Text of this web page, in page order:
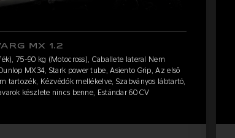
MX 1.2
75-90 kg (Motocross), Caballete lateral Nem
MX34, Stark power tube, Asiento Grip, Az első
tartozék, Kézvédők mellékelve, Szabványos lábtartó,
készlete nincs benne, Estándar 60 CV